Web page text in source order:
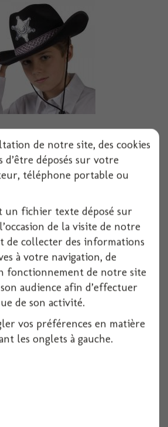
de notre site, des cookies
d’être déposés sur votre
téléphone portable ou
un fichier texte déposé sur
de la visite de notre
de collecter des informations
à votre navigation, de
fonctionnement de notre site
audience afin d’effectuer
de son activité.
vos préférences en matière
les onglets à gauche.